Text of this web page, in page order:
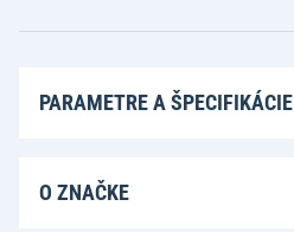
PARAMETRE A ŠPECIFIKÁCIE
O ZNAČKE